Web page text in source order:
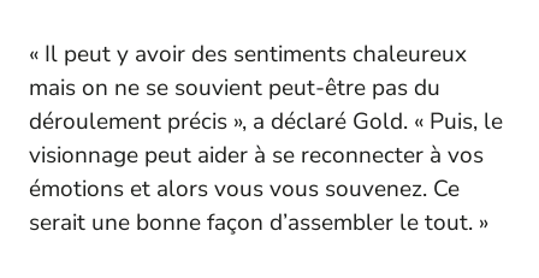
« Il peut y avoir des sentiments chaleureux
mais on ne se souvient peut-être pas du
déroulement précis », a déclaré Gold. « Puis, le
visionnage peut aider à se reconnecter à vos
émotions et alors vous vous souvenez. Ce
serait une bonne façon d’assembler le tout. »